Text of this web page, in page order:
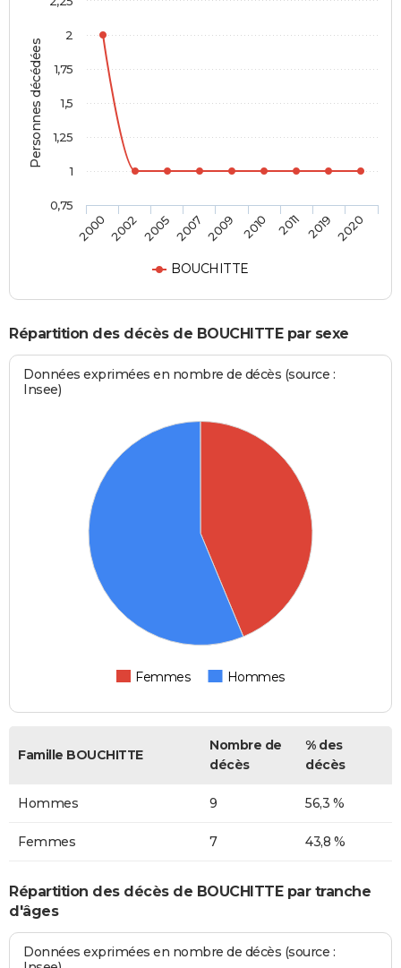
Personnes décédées
BOUCHITTE
2000 2002 2005 2007 2009 2010 2011 2019 2020
0,75
1
1,25
1,5
1,75
2
Répartition des décès de BOUCHITTE par sexe
Données exprimées en nombre de décès (source :
Insee)
Femmes Hommes
Famille BOUCHITTE
Nombre de
décès
% des
décès
Hommes 9 56,3 %
Femmes 7 43,8 %
Répartition des décès de BOUCHITTE par tranche
d'âges
Données exprimées en nombre de décès (source :